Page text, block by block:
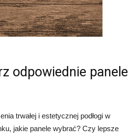
odpowiednie panele
trwałej i estetycznej podłogi w
jakie panele wybrać? Czy lepsze